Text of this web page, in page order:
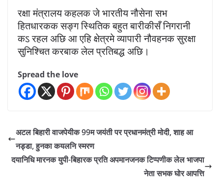
रक्षा मंत्रालय कहलक जे भारतीय नौसेना सभ
हितधारकक सङ्ग स्थितिक बहुत बारीकीसँ निगरानी
कऽ रहल अछि आ एहि क्षेत्रमे व्यापारी नौवहनक सुरक्षा
सुनिश्चित करबाक लेल प्रतिबद्ध अछि।
Spread the love
अटल बिहारी वाजपेयीक 99म जयंती पर प्रधानमंत्री मोदी, शाह आ
नड्डा, हुनका कयलनि स्मरण
दयानिधि मारनक युपी-बिहारक प्रति अपमानजनक टिप्पणीक लेल भाजपा
नेता सभक घोर आपत्ति